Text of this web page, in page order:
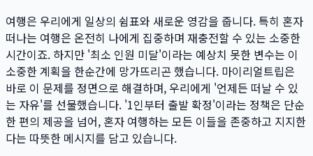
여행은 우리에게 일상의 쉼표와 새로운 영감을 줍니다. 특히 혼자
떠나는 여행은 온전히 나에게 집중하며 재충전할 수 있는 소중한
시간이죠. 하지만 '최소 인원 미달'이라는 예상치 못한 변수는 이
소중한 계획을 한순간에 망가뜨리곤 했습니다. 마이리얼트립은
바로 이 문제를 정면으로 해결하며, 우리에게 '언제든 떠날 수 있
는 자유'를 선물했습니다. '1인부터 출발 확정'이라는 정책은 단순
한 편의 제공을 넘어, 혼자 여행하는 모든 이들을 존중하고 지지한
다는 따뜻한 메시지를 담고 있습니다.